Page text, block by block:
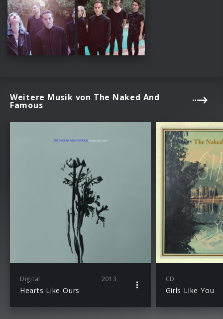
Weitere Musik von The Naked And
Famous
Digital 2013
Hearts Like Ours
CD
Girls Like You